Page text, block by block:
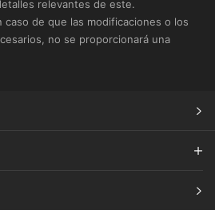
relevantes de este.
caso de que las modificaciones o los
no se proporcionará una